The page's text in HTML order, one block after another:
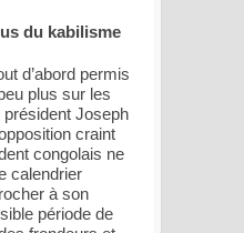
du kabilisme
d’abord permis
plus sur les
président Joseph
craint
congolais ne
calendrier
à son
période de